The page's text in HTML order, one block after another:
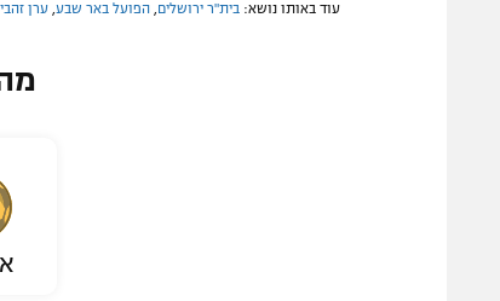
עוד באותו נושא: בית"ר ירושלים הפועל באר שבע ערן זהבי